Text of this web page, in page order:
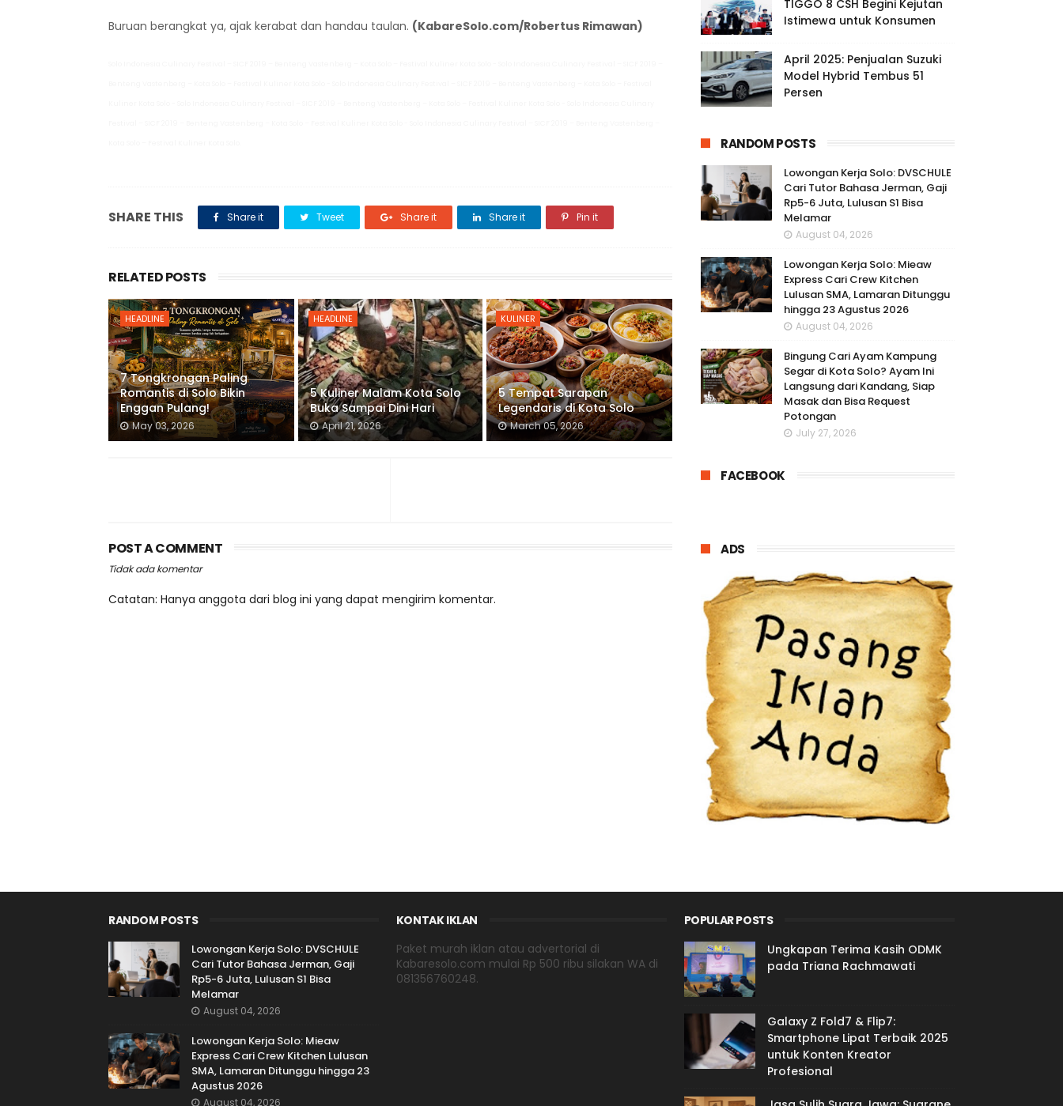
Buruan berangkat ya, ajak kerabat dan handau taulan. (KabareSolo.com/Robertus Rimawan)
SHARE THIS Share it Tweet Share it Share it Pin it
RELATED POSTS
HEADLINE
7 Tongkrongan Paling
Romantis di Solo Bikin
Enggan Pulang!
May 03, 2026
HEADLINE
5 Kuliner Malam Kota Solo
Buka Sampai Dini Hari
April 21, 2026
KULINER
5 Tempat Sarapan
Legendaris di Kota Solo
March 05, 2026
POST A COMMENT
Tidak ada komentar
Catatan: Hanya anggota dari blog ini yang dapat mengirim komentar.
TIGGO 8 CSH Begini Kejutan
Istimewa untuk Konsumen
April 2025: Penjualan Suzuki
Model Hybrid Tembus 51
Persen
RANDOM POSTS
Lowongan Kerja Solo: DVSCHULE
Cari Tutor Bahasa Jerman, Gaji
Rp5-6 Juta, Lulusan S1 Bisa
Melamar
August 04, 2026
Lowongan Kerja Solo: Mieaw
Express Cari Crew Kitchen
Lulusan SMA, Lamaran Ditunggu
hingga 23 Agustus 2026
August 04, 2026
Bingung Cari Ayam Kampung
Segar di Kota Solo? Ayam Ini
Langsung dari Kandang, Siap
Masak dan Bisa Request
Potongan
July 27, 2026
FACEBOOK
ADS
RANDOM POSTS
Lowongan Kerja Solo: DVSCHULE
Cari Tutor Bahasa Jerman, Gaji
Rp5-6 Juta, Lulusan S1 Bisa
Melamar
August 04, 2026
Lowongan Kerja Solo: Mieaw
Express Cari Crew Kitchen Lulusan
SMA, Lamaran Ditunggu hingga 23
Agustus 2026
August 04, 2026
KONTAK IKLAN
Paket murah iklan atau advertorial di
Kabaresolo.com mulai Rp 500 ribu silakan WA di
081356760248.
POPULAR POSTS
Ungkapan Terima Kasih ODMK
pada Triana Rachmawati
Galaxy Z Fold7 & Flip7:
Smartphone Lipat Terbaik 2025
untuk Konten Kreator
Profesional